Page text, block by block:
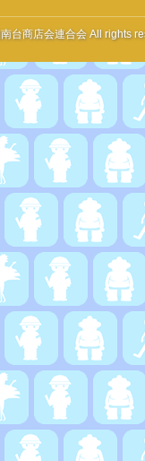
台商店会連合会 All rights